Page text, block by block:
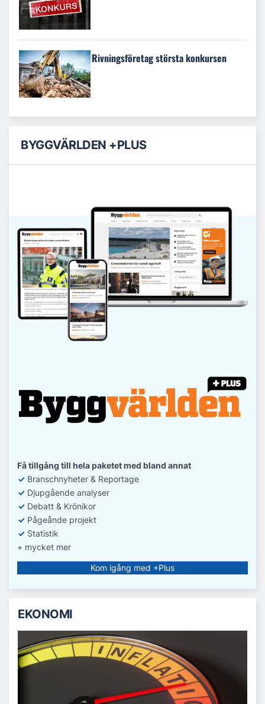
Rivningsföretag största konkursen
BYGGVÄRLDEN +PLUS
Få tillgång till hela paketet med bland annat
✓ Branschnyheter & Reportage
✓ Djupgående analyser
✓ Debatt & Krönikor
✓ Pågeånde projekt
✓ Statistik
+ mycket mer
Kom igång med +Plus
EKONOMI